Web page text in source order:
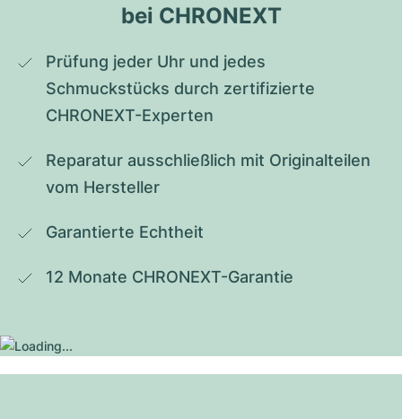
bei CHRONEXT
Prüfung jeder Uhr und jedes
Schmuckstücks durch zertifizierte
CHRONEXT-Experten
Reparatur ausschließlich mit Originalteilen
vom Hersteller
Garantierte Echtheit
12 Monate CHRONEXT-Garantie